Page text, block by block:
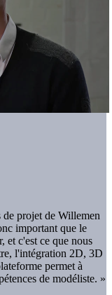
de projet de Willemen
important que le
et c'est ce que nous
l'intégration 2D, 3D
permet à
de modéliste. »